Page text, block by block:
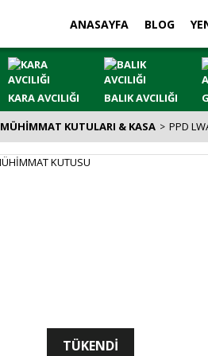
ANASAYFA BLOG
KARA AVCILIĞI BALIK AVCILIĞI
MÜHİMMAT KUTULARI & KASA PPD
TÜKENDİ